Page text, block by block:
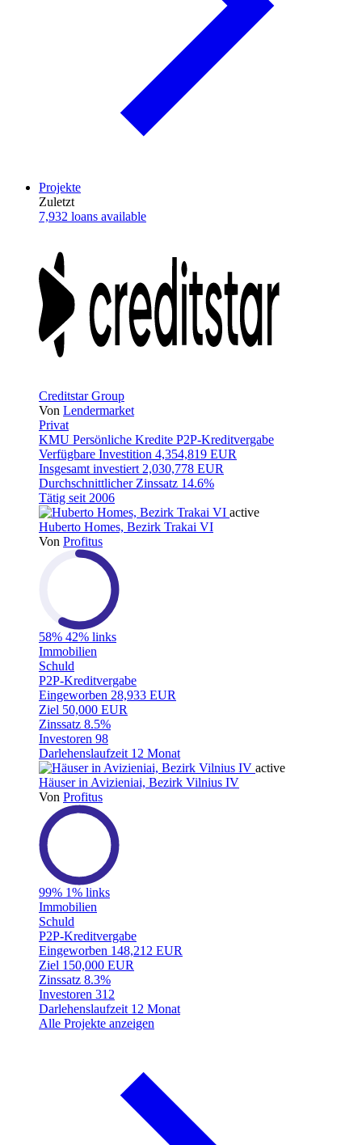
Projekte
Zuletzt
7,932 loans available
Creditstar Group
Von Lendermarket
Privat
KMU Persönliche Kredite P2P-Kreditvergabe
Verfügbare Investition 4,354,819 EUR
Insgesamt investiert 2,030,778 EUR
Durchschnittlicher Zinssatz 14.6%
Tätig seit 2006
active
Huberto Homes, Bezirk Trakai VI
Von Profitus
58% 42% links
Immobilien
Schuld
P2P-Kreditvergabe
Eingeworben 28,933 EUR
Ziel 50,000 EUR
Zinssatz 8.5%
Investoren 98
Darlehenslaufzeit 12 Monat
active
Häuser in Avizieniai, Bezirk Vilnius IV
Von Profitus
99% 1% links
Immobilien
Schuld
P2P-Kreditvergabe
Eingeworben 148,212 EUR
Ziel 150,000 EUR
Zinssatz 8.3%
Investoren 312
Darlehenslaufzeit 12 Monat
Alle Projekte anzeigen